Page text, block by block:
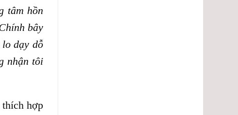
tâm hồn
bây
dạy dỗ
nhận tôi
hợp